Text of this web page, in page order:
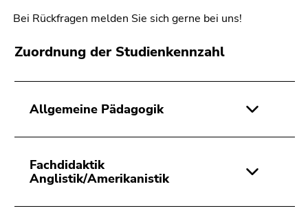
Bei Rückfragen melden Sie sich gerne bei uns!
Zuordnung der Studienkennzahl
Allgemeine Pädagogik
Fachdidaktik
Anglistik/Amerikanistik